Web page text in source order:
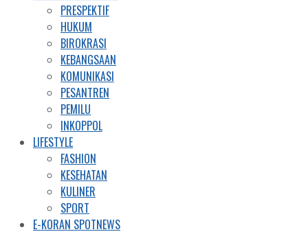
PRESPEKTIF
HUKUM
BIROKRASI
KEBANGSAAN
KOMUNIKASI
PESANTREN
PEMILU
INKOPPOL
LIFESTYLE
FASHION
KESEHATAN
KULINER
SPORT
E-KORAN SPOTNEWS